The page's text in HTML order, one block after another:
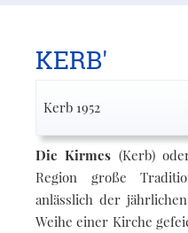
KERB'
Kerb 1952
Die Kirmes (Kerb)
Region große
anlässlich der
Weihe einer Kirche